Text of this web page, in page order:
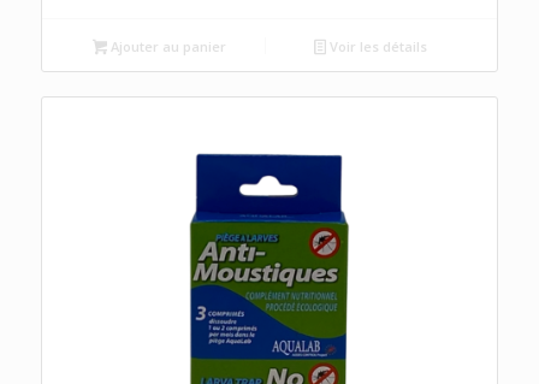
Ajouter au panier Voir les détails